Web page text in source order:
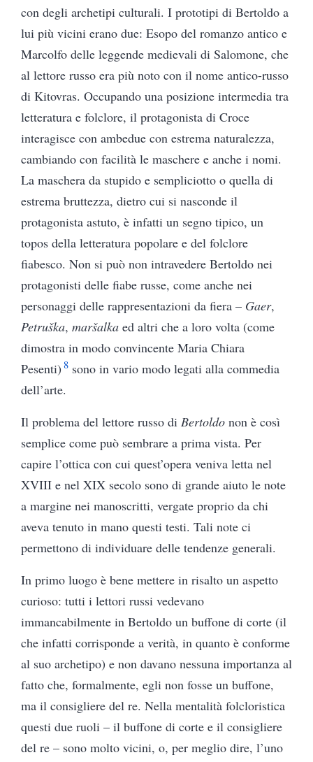
con degli archetipi culturali. I prototipi di Bertoldo a
lui più vicini erano due: Esopo del romanzo antico e
Marcolfo delle leggende medievali di Salomone, che
al lettore russo era più noto con il nome antico-russo
di Kitovras. Occupando una posizione intermedia tra
letteratura e folclore, il protagonista di Croce
interagisce con ambedue con estrema naturalezza,
cambiando con facilità le maschere e anche i nomi.
La maschera da stupido e sempliciotto o quella di
estrema bruttezza, dietro cui si nasconde il
protagonista astuto, è infatti un segno tipico, un
topos della letteratura popolare e del folclore
fiabesco. Non si può non intravedere Bertoldo nei
protagonisti delle fiabe russe, come anche nei
personaggi delle rappresentazioni da fiera – Gaer,
Petruška, maršalka ed altri che a loro volta (come
dimostra in modo convincente Maria Chiara
Pesenti) 8sono in vario modo legati alla commedia
dell’arte.
Il problema del lettore russo di Bertoldo non è così
semplice come può sembrare a prima vista. Per
capire l’ottica con cui quest’opera veniva letta nel
XVIII e nel XIX secolo sono di grande aiuto le note
a margine nei manoscritti, vergate proprio da chi
aveva tenuto in mano questi testi. Tali note ci
permettono di individuare delle tendenze generali.
In primo luogo è bene mettere in risalto un aspetto
curioso: tutti i lettori russi vedevano
immancabilmente in Bertoldo un buffone di corte (il
che infatti corrisponde a verità, in quanto è conforme
al suo archetipo) e non davano nessuna importanza al
fatto che, formalmente, egli non fosse un buffone,
ma il consigliere del re. Nella mentalità folcloristica
questi due ruoli – il buffone di corte e il consigliere
del re – sono molto vicini, o, per meglio dire, l’uno